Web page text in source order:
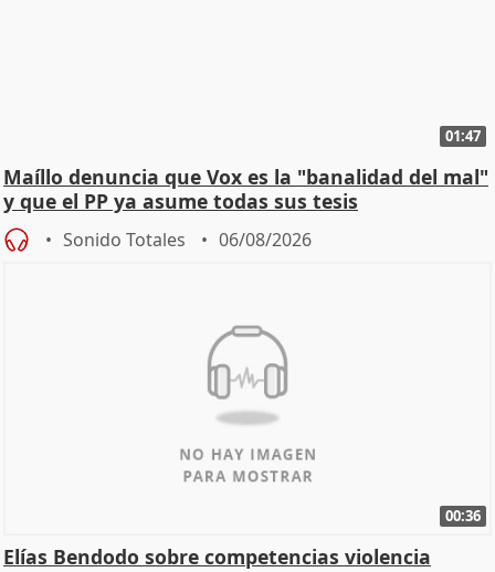
01:47
Maíllo denuncia que Vox es la "banalidad del mal"
y que el PP ya asume todas sus tesis
Sonido Totales 06/08/2026
00:36
Elías Bendodo sobre competencias violencia